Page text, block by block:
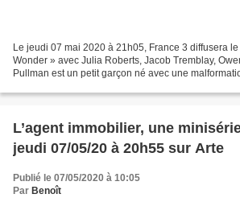
Le jeudi 07 mai 2020 à 21h05, France 3 diffusera
Wonder » avec Julia Roberts, Jacob Tremblay,
Pullman est un petit garçon né avec une
L’agent immobilier, une
jeudi 07/05/20 à 20h55 sur Arte
Publié le 07/05/2020 à 10:05
Par Benoît